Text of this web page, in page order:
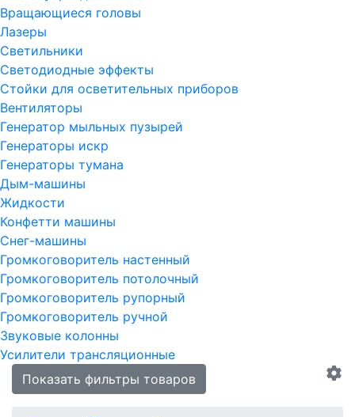
Вращающиеся головы
Лазеры
Светильники
Светодиодные эффекты
Стойки для осветительных приборов
Вентиляторы
Генератор мыльных пузырей
Генераторы искр
Генераторы тумана
Дым-машины
Жидкости
Конфетти машины
Снег-машины
Громкоговоритель настенный
Громкоговоритель потолочный
Громкоговоритель рупорный
Громкоговоритель ручной
Звуковые колонны
Усилители трансляционные
Показать фильтры товаров